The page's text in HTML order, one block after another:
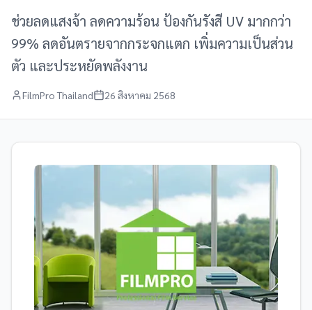
ช่วยลดแสงจ้า ลดความร้อน ป้องกันรังสี UV มากกว่า
99% ลดอันตรายจากกระจกแตก เพิ่มความเป็นส่วน
ตัว และประหยัดพลังงาน
FilmPro Thailand 26 สิงหาคม 2568